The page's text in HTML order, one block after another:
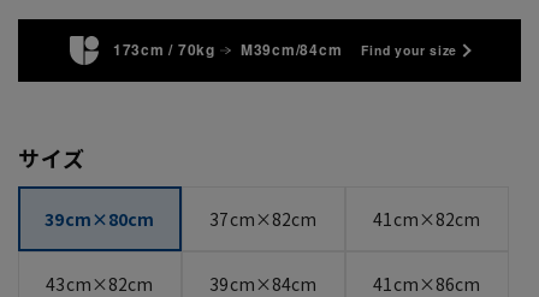
173cm / 70kg M39cm/84cm Find your size
サイズ
39cm×80cm 37cm×82cm 41cm×82cm
43cm×82cm 39cm×84cm 41cm×86cm